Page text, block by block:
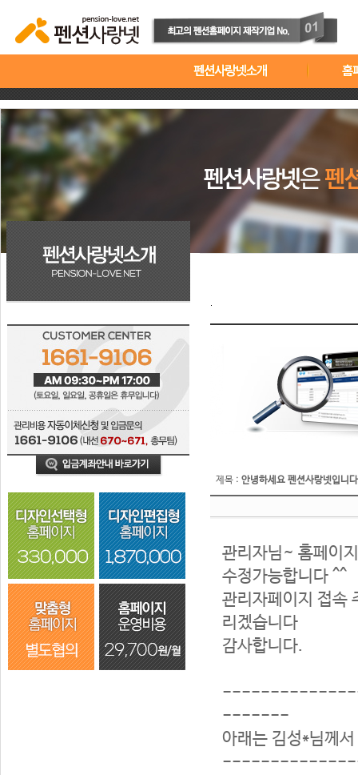
제목 : 안녕하세요 펜션사랑넷입니
관리자님~ 홈페이
수정가능합니다 ^^
관리자페이지 접속
리겠습니다
감사합니다.
-------
아래는 김성*님께